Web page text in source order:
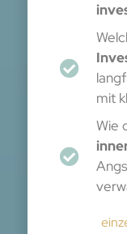
mit
Wie